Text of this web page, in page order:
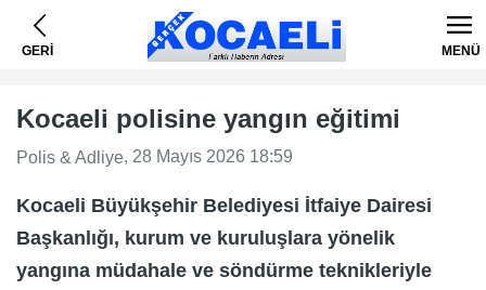
GERİ MENÜ
Kocaeli polisine yangın eğitimi
Polis & Adliye, 28 Mayıs 2026 18:59
Kocaeli Büyükşehir Belediyesi İtfaiye Dairesi
Başkanlığı, kurum ve kuruluşlara yönelik
yangına müdahale ve söndürme teknikleriyle